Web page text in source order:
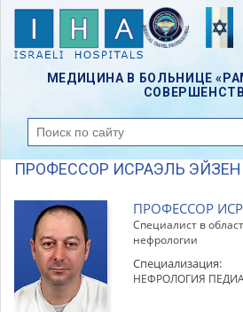
Skip
content
МЕДИЦИНА В БОЛЬНИЦЕ
поиск
ПРОФЕССОР ИСРАЭЛЬ
ПРОФЕССОР
Специалист в
нефрологии
Специализация:
НЕФРОЛОГИЯ